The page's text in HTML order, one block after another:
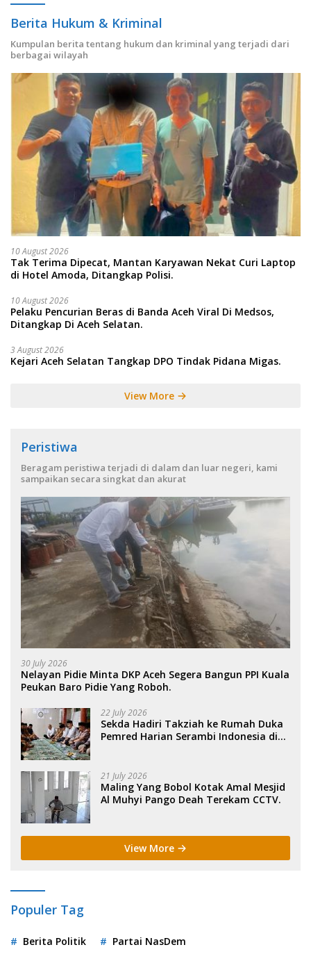
Berita Hukum & Kriminal
Kumpulan berita tentang hukum dan kriminal yang terjadi dari
berbagai wilayah
10 August 2026
Tak Terima Dipecat, Mantan Karyawan Nekat Curi Laptop
di Hotel Amoda, Ditangkap Polisi.
10 August 2026
Pelaku Pencurian Beras di Banda Aceh Viral Di Medsos,
Ditangkap Di Aceh Selatan.
3 August 2026
Kejari Aceh Selatan Tangkap DPO Tindak Pidana Migas.
View More
Peristiwa
Beragam peristiwa terjadi di dalam dan luar negeri, kami
sampaikan secara singkat dan akurat
30 July 2026
Nelayan Pidie Minta DKP Aceh Segera Bangun PPI Kuala
Peukan Baro Pidie Yang Roboh.
22 July 2026
Sekda Hadiri Takziah ke Rumah Duka
Pemred Harian Serambi Indonesia di
21 July 2026
Maling Yang Bobol Kotak Amal Mesjid
Al Muhyi Pango Deah Terekam CCTV.
View More
Populer Tag
Berita Politik Partai NasDem